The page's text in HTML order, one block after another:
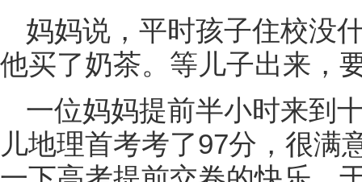
妈妈说，平时孩子住校没
他买了奶茶。等儿子出来，
一位妈妈提前半小时来到
儿地理首考考了97分，很满